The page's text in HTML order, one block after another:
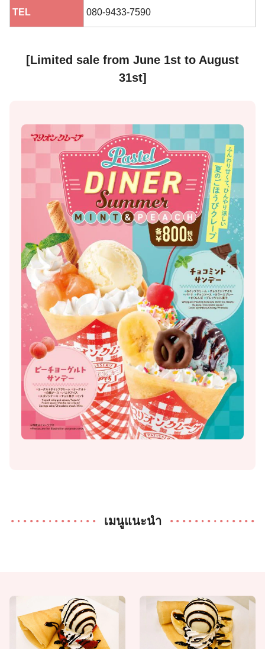
TEL 080-9433-7590
[Limited sale from June 1st to August
31st]
เมนูแนะนำ